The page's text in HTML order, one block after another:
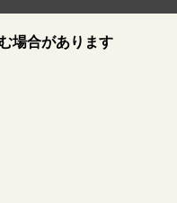
場合があります